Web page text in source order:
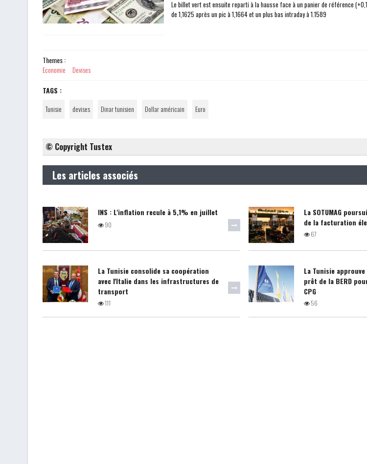
Le billet vert est ensuite reparti à la hausse face à un panier de référence
de 1,1625 après un pic à 1,1664 et un plus bas intraday à 1.1589
Themes :
Economie
Devises
TAGS :
Tunisie
devises Dinar tunisien Dollar américain Euro
© Copyright Tustex
Les articles associés
INS : L'inflation recule à 5,1% en juillet
90
La SOTUMAG
de la facturation
67
La Tunisie consolide sa coopération
avec l'Italie dans les infrastructures de
transport
111
La Tunisie
prêt de la BERD
CPG
56